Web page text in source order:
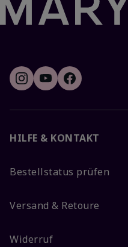
HILFE & KONTAKT
Bestellstatus prüfen
Versand & Retoure
Widerruf